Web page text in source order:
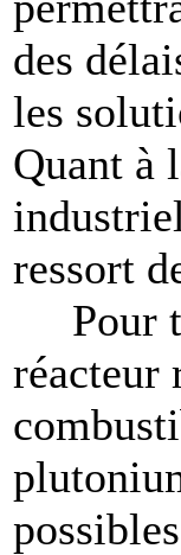
des
les
Quant à
ressort
Pour
réacteur